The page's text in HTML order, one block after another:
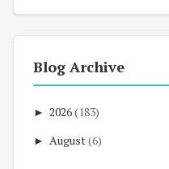
Blog Archive
► 2026(183)
► August(6)